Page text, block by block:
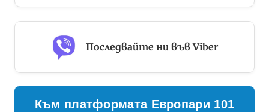
Последвайте ни във Viber
Към платформата Европари 101